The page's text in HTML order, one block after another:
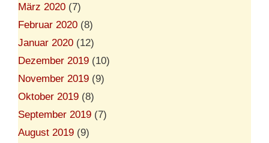
März 2020 (7)
Februar 2020 (8)
Januar 2020 (12)
Dezember 2019 (10)
November 2019 (9)
Oktober 2019 (8)
September 2019 (7)
August 2019 (9)